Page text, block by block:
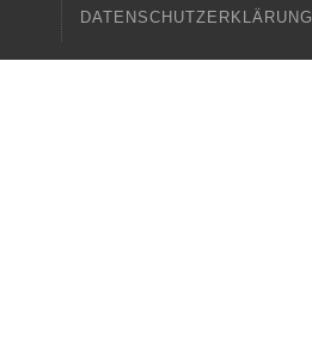
DATENSCHUTZERKLÄRUNG